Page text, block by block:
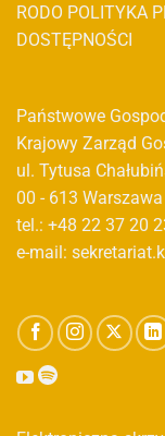
RODO POLITYKA
DOSTĘPNOŚCI
Państwowe
Krajowy Zarząd
ul. Tytusa
00 - 613 Warszawa
tel.: +48 22 37 20
e-mail: